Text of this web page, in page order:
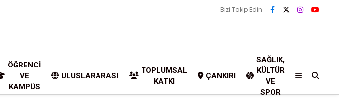
Bizi Takip Edin
ÖĞRENCI
VE
KAMPÜS
ULUSLARARASI
TOPLUMSAL
KATKI
ÇANKIRI
SAĞLIK,
KÜLTÜR
VE
SPOR